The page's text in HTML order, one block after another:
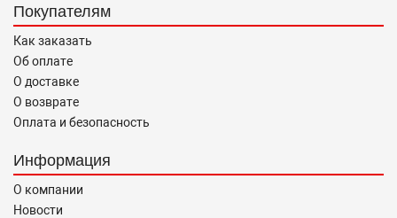
Покупателям
Как заказать
Об оплате
О доставке
О возврате
Оплата и безопасность
Информация
О компании
Новости